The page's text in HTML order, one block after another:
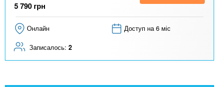
5 790 грн
Онлайн Доступ на 6 міс
Записалось: 2